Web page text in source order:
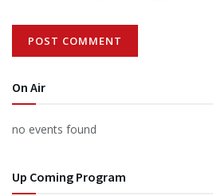
On Air
no events found
Up Coming Program